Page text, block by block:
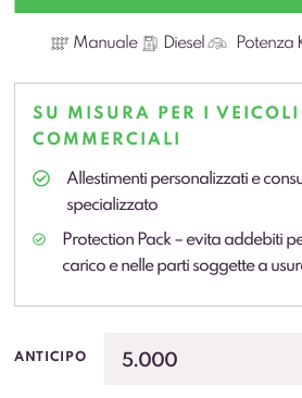
Manuale Diesel Potenza
SU MISURA PER I VEICOLI
COMMERCIALI
Allestimenti personalizzati e
specializzato
Protection Pack – evita addebiti
carico e nelle parti soggette a
ANTICIPO 5.000